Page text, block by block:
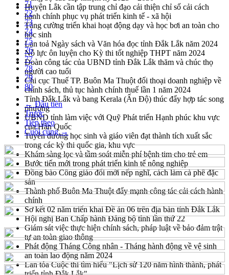
Huyện Lắk cần tập trung chỉ đạo cải thiện chỉ số cải cách
hành chính phục vụ phát triển kinh tế - xã hội
Tăng cường triển khai hoạt động dạy và học bơi an toàn cho
học sinh
Lan toả Ngày sách và Văn hóa đọc tỉnh Đắk Lắk năm 2024
Nỗ lực ôn luyện cho Kỳ thi tốt nghiệp THPT năm 2024
Đoàn công tác của UBND tỉnh Đắk Lắk thăm và chúc thọ
người cao tuổi
Chi cục Thuế TP. Buôn Ma Thuột đối thoại doanh nghiệp về
chính sách, thủ tục hành chính thuế lần 1 năm 2024
Tỉnh Đắk Lắk và bang Kerala (Ấn Độ) thúc đẩy hợp tác song
phương
UBND tỉnh làm việc với Quỹ Phát triển Hạnh phúc khu vực
của Hàn Quốc
Tuyên dương học sinh và giáo viên đạt thành tích xuất sắc
trong các kỳ thi quốc gia, khu vực
Khám sàng lọc và tầm soát miễn phí bệnh tim cho trẻ em
Bước tiến mới trong phát triển kinh tế nông nghiệp
Đồng bào Công giáo đổi mới nếp nghĩ, cách làm cà phê đặc
sản
Thành phố Buôn Ma Thuột đẩy mạnh công tác cải cách hành
chính
Sơ kết 02 năm triển khai Đề án 06 trên địa bàn tỉnh Đắk Lắk
Hội nghị Ban Chấp hành Đảng bộ tỉnh lần thứ 22
Giám sát việc thực hiện chính sách, pháp luật về bảo đảm trật
tự an toàn giao thông
Phát động Tháng Công nhân - Tháng hành động về vệ sinh
an toàn lao động năm 2024
Lan tỏa Cuộc thi tìm hiểu "Lịch sử 120 năm hình thành, phát
71
72
73
74
75
76
77
78
79
80
← Đầu tiên
Trước
Tiếp theo
Cuối cùng →